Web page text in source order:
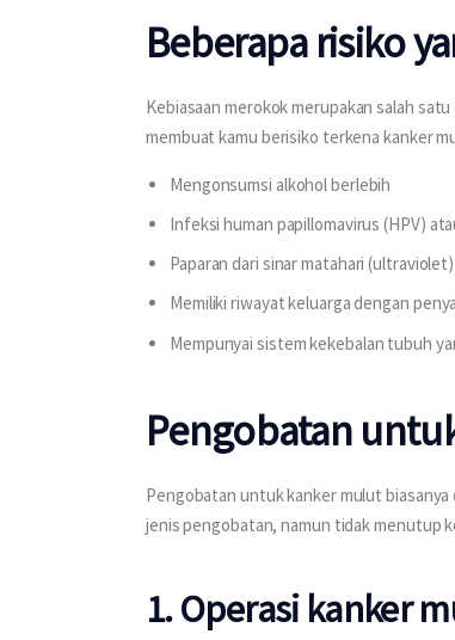
Beberapa risiko
Kebiasaan merokok merupakan salah
membuat kamu berisiko terkena kanker
Mengonsumsi alkohol berlebih
Infeksi human papillomavirus (HPV)
Paparan dari sinar matahari
Memiliki riwayat keluarga dengan
Mempunyai sistem kekebalan tubuh
Pengobatan
Pengobatan untuk kanker mulut
jenis pengobatan, namun tidak menutup
1. Operasi kanker